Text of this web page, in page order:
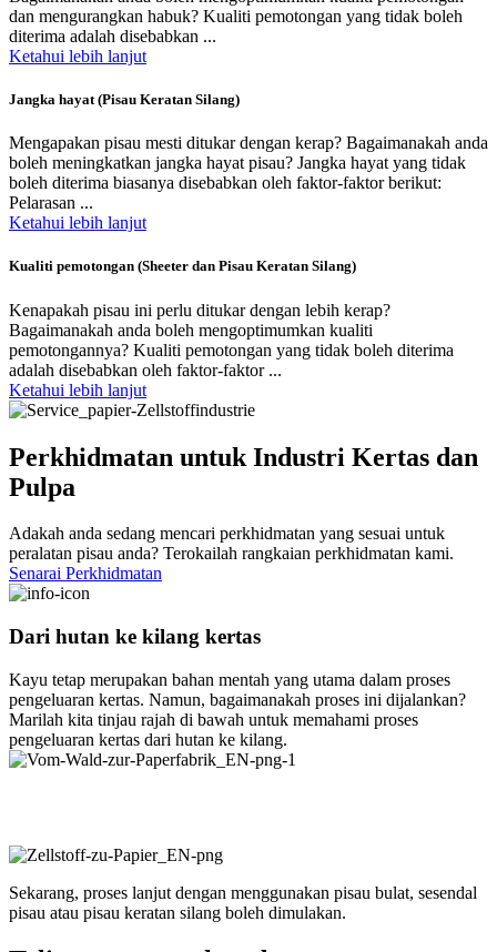
dan mengurangkan habuk? Kualiti pemotongan yang tidak boleh
diterima adalah disebabkan ...
Ketahui lebih lanjut
Jangka hayat (Pisau Keratan Silang)
Mengapakan pisau mesti ditukar dengan kerap? Bagaimanakah anda
boleh meningkatkan jangka hayat pisau? Jangka hayat yang tidak
boleh diterima biasanya disebabkan oleh faktor-faktor berikut:
Pelarasan ...
Ketahui lebih lanjut
Kualiti pemotongan (Sheeter dan Pisau Keratan Silang)
Kenapakah pisau ini perlu ditukar dengan lebih kerap?
Bagaimanakah anda boleh mengoptimumkan kualiti
pemotongannya? Kualiti pemotongan yang tidak boleh diterima
adalah disebabkan oleh faktor-faktor ...
Ketahui lebih lanjut
Perkhidmatan untuk Industri Kertas dan
Pulpa
Adakah anda sedang mencari perkhidmatan yang sesuai untuk
peralatan pisau anda? Terokailah rangkaian perkhidmatan kami.
Senarai Perkhidmatan
Dari hutan ke kilang kertas
Kayu tetap merupakan bahan mentah yang utama dalam proses
pengeluaran kertas. Namun, bagaimanakah proses ini dijalankan?
Marilah kita tinjau rajah di bawah untuk memahami proses
pengeluaran kertas dari hutan ke kilang.
Sekarang, proses lanjut dengan menggunakan pisau bulat, sesendal
pisau atau pisau keratan silang boleh dimulakan.